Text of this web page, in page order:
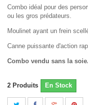
Combo idéal pour des
ou les gros prédateurs.
Moulinet ayant un frein
Canne puissante d'action
Combo vendu sans la soie.
2 Produits En Stock